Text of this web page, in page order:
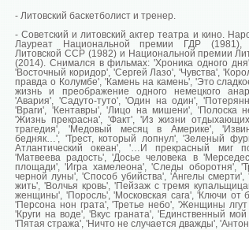
- Литовский баскетболист и тренер.
- Советский и литовский актер театра и кино.
Лауреат Национальной премии ГДР (1981),
Литовской ССР (1982) и Национальной премии
(2014). Снимался в фильмах: 'Хроника одного
'Восточный коридор', 'Сергей Лазо', 'Чувства',
правда о Колумбе', 'Камень на камень', 'Это
жизнь и преображение одного немецкого
'Авария', 'Садуто-туто', 'Один на один',
'Враги', 'Кентавры', 'Лицо на мишени', 'Полоска
'Жизнь прекрасна', 'Факт', 'Из жизни
трагедия', 'Медовый месяц в Америке',
бедняк…', 'Трест, который лопнул', 'Зеленый
Атлантический океан', '…И прекрасный миг
'Матвеева радость', 'Досье человека в
площади', 'Игра хамелеона', 'Следы оборотня',
черной луны', 'Способ убийства', 'Ангелы
жить', 'Волчья кровь', 'Пейзаж с тремя
женщины', 'Поросль', 'Московская сага', 'Ключи от
'Персона нон грата', 'Третье небо', 'Женщины
'Круги на воде', 'Вкус граната', 'Единственный
'Пятая стража', 'Ничто не случается дважды',